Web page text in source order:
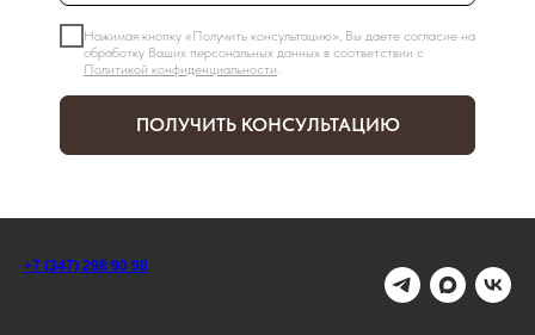
Нажимая кнопку «Получить консультацию», Вы даете согласие на
обработку Ваших персональных данных в соответствии с
Политикой конфиденциальности.
ПОЛУЧИТЬ КОНСУЛЬТАЦИЮ
+7 (347) 298 90 98